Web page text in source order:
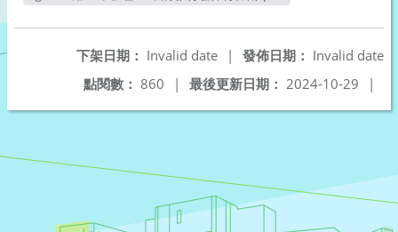
發佈日期： Invalid date
下架日期： Invalid date
|
最後更新日期： 2024-10-29 |
點閱數： 860 |